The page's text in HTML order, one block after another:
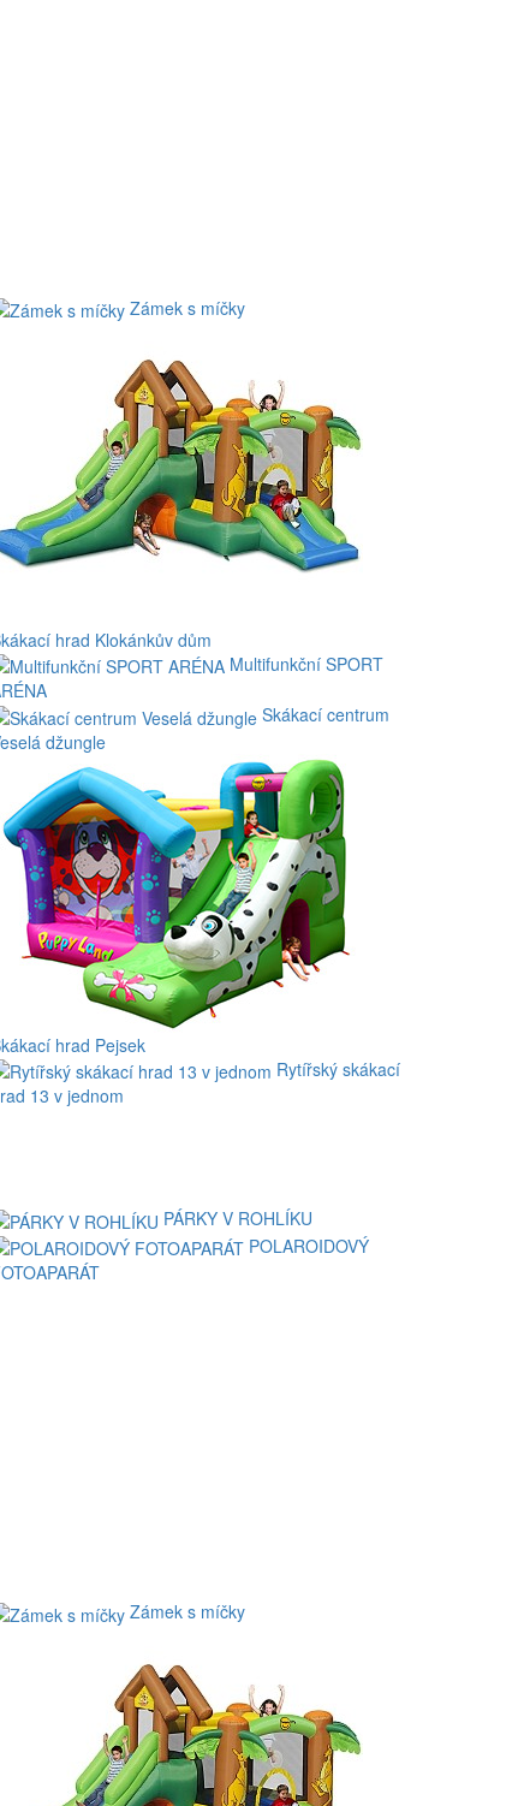
Zámek s míčky
hrad Klokánkův dům
Multifunkční SPORT
Skákací centrum
džungle
hrad Pejsek
Rytířský skákací
13 v jednom
PÁRKY V ROHLÍKU
POLAROIDOVÝ
Zámek s míčky